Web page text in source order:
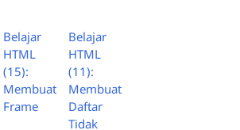
Belajar
HTML
(15):
Membuat
Frame
Belajar
HTML
(11):
Membuat
Daftar
Tidak